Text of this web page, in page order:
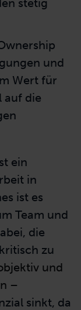
und
Wert für
auf die
ein
in
ist es
Team und
die
zu
und
–
sinkt, da